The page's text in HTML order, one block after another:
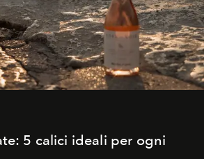
5 calici ideali per ogni